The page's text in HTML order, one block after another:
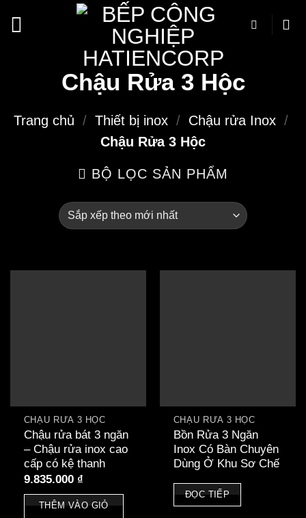
qua
Chậu Rửa 3 Hộc
Trang chủ / Thiết bị inox / Chậu rửa Inox /
Chậu Rửa 3 Hộc
BỘ LỌC SẢN PHẨM
CHẬU RỬA 3 HỘC
Chậu rửa bát 3 ngăn
– Chậu rửa inox cao
cấp có kệ thanh
9.835.000 ₫
THÊM VÀO GIỎ
CHẬU RỬA 3 HỘC
Bồn Rửa 3 Ngăn
Inox Có Bàn Chuyên
Dùng Ở Khu Sơ Chế
ĐỌC TIẾP